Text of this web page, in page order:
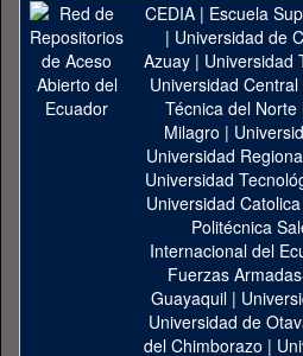
CEDIA| Escuela
| Universidad de
Azuay| Universidad
Universidad
Técnica del Norte
Milagro |
Universidad
Universidad
Universidad
Politécnica
Internacional del
Fuerzas
Guayaquil|
Universidad de
del Chimborazo |